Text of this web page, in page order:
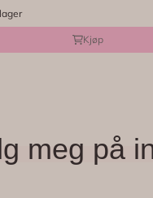
Kjøp
meg på